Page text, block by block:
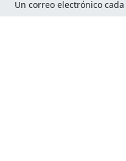
Un correo electrónico